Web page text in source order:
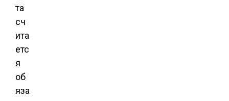
та
сч
ита
етс
я
об
яза